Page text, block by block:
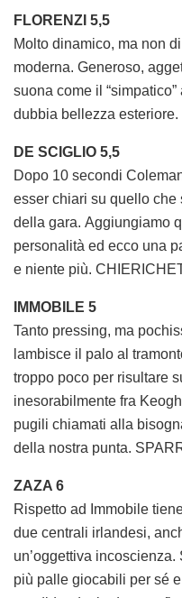
FLORENZI 5,5
Molto dinamico, ma non
moderna. Generoso,
suona come il
dubbia bellezza
DE SCIGLIO 5,5
Dopo 10 secondi
esser chiari su quello che
della gara. Aggiungiamo
personalità ed ecco una
e niente più.
IMMOBILE 5
Tanto pressing, ma
lambisce il palo al
troppo poco per risultare
inesorabilmente fra
pugili chiamati alla
della nostra punta.
ZAZA 6
Rispetto ad Immobile
due centrali irlandesi,
un’oggettiva
più palle giocabili per sé